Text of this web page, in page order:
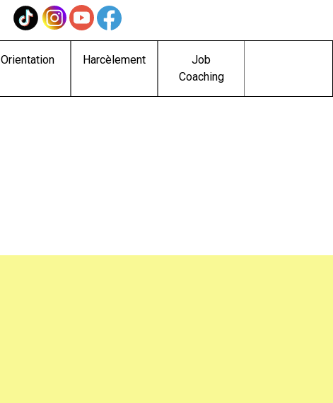
Orientation Harcèlement
Job
Coaching